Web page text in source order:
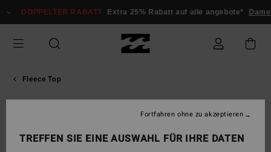
zur
springen
DOPPELTER RABATT Extra 25% Rabatt auf alle angebote*
Fleece Top
TREFFEN SIE EINE AUSWAHL FÜR IHRE DATEN
Fortfahren ohne zu akzeptieren